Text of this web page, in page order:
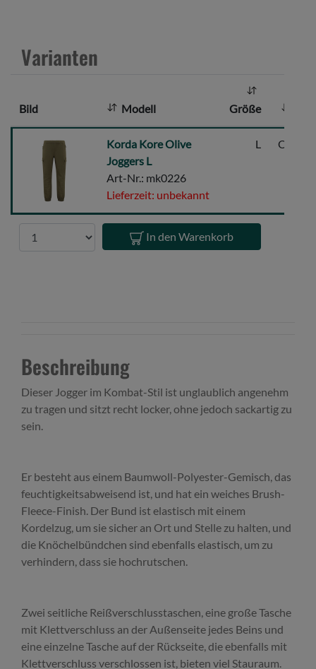
a
:
Varianten
Bild Modell Größe
Korda
Kore
Olive
Joggers
L
Korda Kore Olive
Joggers L
Art-Nr.: mk0226
Lieferzeit: unbekannt
L Oliv/
In den Warenkorb
Beschreibung
Dieser Jogger im Kombat-Stil ist unglaublich angenehm
zu tragen und sitzt recht locker, ohne jedoch sackartig zu
sein.
Er besteht aus einem Baumwoll-Polyester-Gemisch, das
feuchtigkeitsabweisend ist, und hat ein weiches Brush-
Fleece-Finish. Der Bund ist elastisch mit einem
Kordelzug, um sie sicher an Ort und Stelle zu halten, und
die Knöchelbündchen sind ebenfalls elastisch, um zu
verhindern, dass sie hochrutschen.
Zwei seitliche Reißverschlusstaschen, eine große Tasche
mit Klettverschluss an der Außenseite jedes Beins und
eine einzelne Tasche auf der Rückseite, die ebenfalls mit
Klettverschluss verschlossen ist, bieten viel Stauraum.